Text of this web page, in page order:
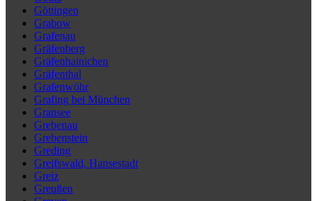
Göttingen
Grabow
Grafenau
Gräfenberg
Gräfenhainichen
Gräfenthal
Grafenwöhr
Grafing bei München
Gransee
Grebenau
Grebenstein
Greding
Greifswald, Hansestadt
Greiz
Greußen